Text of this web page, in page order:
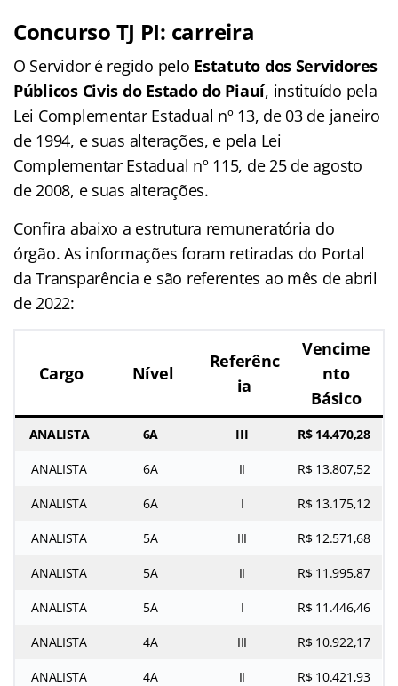
Concurso TJ PI: carreira
O Servidor é regido pelo Estatuto dos Servidores
Públicos Civis do Estado do Piauí, instituído pela
Lei Complementar Estadual nº 13, de 03 de janeiro
de 1994, e suas alterações, e pela Lei
Complementar Estadual nº 115, de 25 de agosto
de 2008, e suas alterações.
Confira abaixo a estrutura remuneratória do
órgão. As informações foram retiradas do Portal
da Transparência e são referentes ao mês de abril
de 2022:
Cargo Nível
Referênc
ia
Vencime
nto
Básico
ANALISTA 6A III R$ 14.470,28
ANALISTA 6A II R$ 13.807,52
ANALISTA 6A I R$ 13.175,12
ANALISTA 5A III R$ 12.571,68
ANALISTA 5A II R$ 11.995,87
ANALISTA 5A I R$ 11.446,46
ANALISTA 4A III R$ 10.922,17
ANALISTA 4A II R$ 10.421,93